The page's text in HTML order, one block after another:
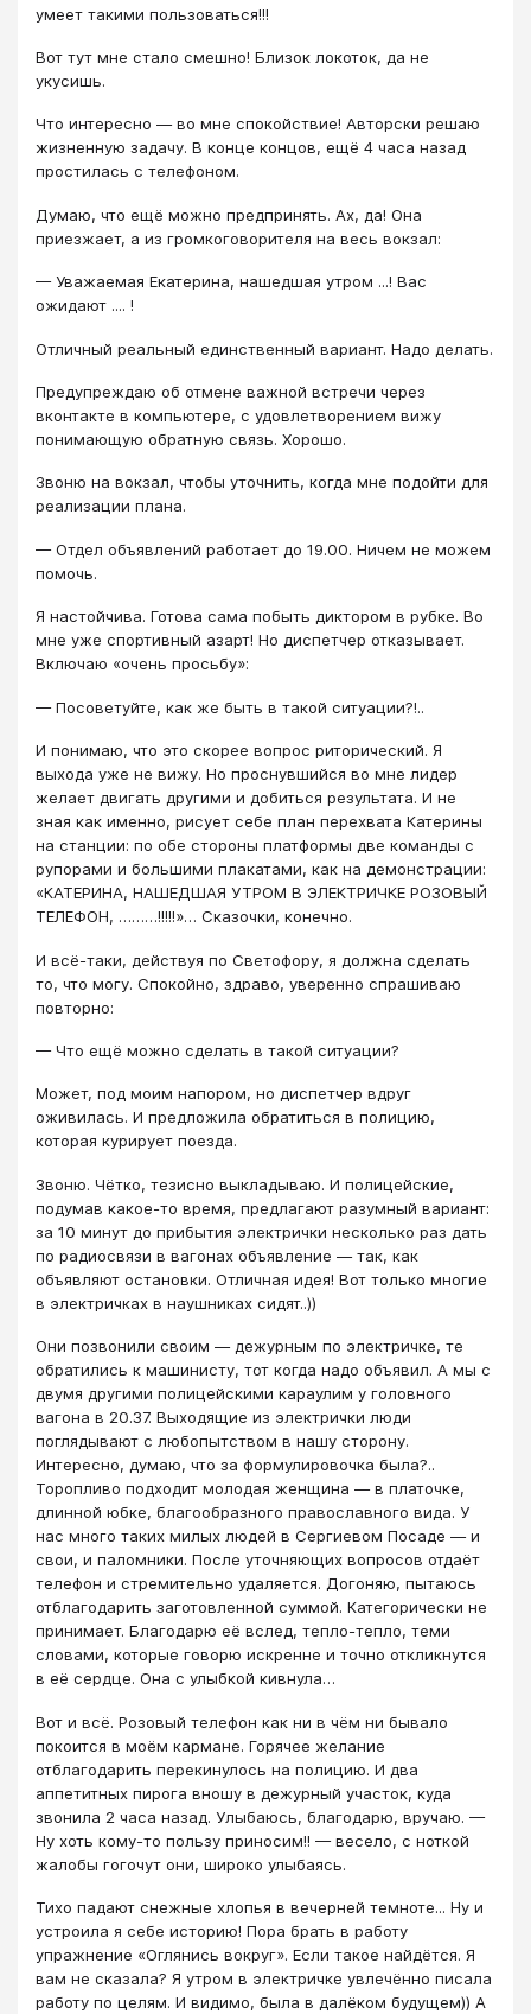
умеет такими пользоваться!!!
Вот тут мне стало смешно! Близок локоток, да не
укусишь.
Что интересно — во мне спокойствие! Авторски решаю
жизненную задачу. В конце концов, ещё 4 часа назад
простилась с телефоном.
Думаю, что ещё можно предпринять. Ах, да! Она
приезжает, а из громкоговорителя на весь вокзал:
— Уважаемая Екатерина, нашедшая утром ...! Вас
ожидают .... !
Отличный реальный единственный вариант. Надо делать.
Предупреждаю об отмене важной встречи через
вконтакте в компьютере, с удовлетворением вижу
понимающую обратную связь. Хорошо.
Звоню на вокзал, чтобы уточнить, когда мне подойти для
реализации плана.
— Отдел объявлений работает до 19.00. Ничем не можем
помочь.
Я настойчива. Готова сама побыть диктором в рубке. Во
мне уже спортивный азарт! Но диспетчер отказывает.
Включаю «очень просьбу»:
— Посоветуйте, как же быть в такой ситуации?!..
И понимаю, что это скорее вопрос риторический. Я
выхода уже не вижу. Но проснувшийся во мне лидер
желает двигать другими и добиться результата. И не
зная как именно, рисует себе план перехвата Катерины
на станции: по обе стороны платформы две команды с
рупорами и большими плакатами, как на демонстрации:
«КАТЕРИНА, НАШЕДШАЯ УТРОМ В ЭЛЕКТРИЧКЕ РОЗОВЫЙ
ТЕЛЕФОН, ………!!!!!»… Сказочки, конечно.
И всё-таки, действуя по Светофору, я должна сделать
то, что могу. Спокойно, здраво, уверенно спрашиваю
повторно:
— Что ещё можно сделать в такой ситуации?
Может, под моим напором, но диспетчер вдруг
оживилась. И предложила обратиться в полицию,
которая курирует поезда.
Звоню. Чётко, тезисно выкладываю. И полицейские,
подумав какое-то время, предлагают разумный вариант:
за 10 минут до прибытия электрички несколько раз дать
по радиосвязи в вагонах объявление — так, как
объявляют остановки. Отличная идея! Вот только многие
в электричках в наушниках сидят..))
Они позвонили своим — дежурным по электричке, те
обратились к машинисту, тот когда надо объявил. А мы с
двумя другими полицейскими караулим у головного
вагона в 20.37. Выходящие из электрички люди
поглядывают с любопытством в нашу сторону.
Интересно, думаю, что за формулировочка была?..
Торопливо подходит молодая женщина — в платочке,
длинной юбке, благообразного православного вида. У
нас много таких милых людей в Сергиевом Посаде — и
свои, и паломники. После уточняющих вопросов отдаёт
телефон и стремительно удаляется. Догоняю, пытаюсь
отблагодарить заготовленной суммой. Категорически не
принимает. Благодарю её вслед, тепло-тепло, теми
словами, которые говорю искренне и точно откликнутся
в её сердце. Она с улыбкой кивнула…
Вот и всё. Розовый телефон как ни в чём ни бывало
покоится в моём кармане. Горячее желание
отблагодарить перекинулось на полицию. И два
аппетитных пирога вношу в дежурный участок, куда
звонила 2 часа назад. Улыбаюсь, благодарю, вручаю. —
Ну хоть кому-то пользу приносим!! — весело, с ноткой
жалобы гогочут они, широко улыбаясь.
Тихо падают снежные хлопья в вечерней темноте... Ну и
устроила я себе историю! Пора брать в работу
упражнение «Оглянись вокруг». Если такое найдётся. Я
вам не сказала? Я утром в электричке увлечённо писала
работу по целям. И видимо, была в далёком будущем)) А